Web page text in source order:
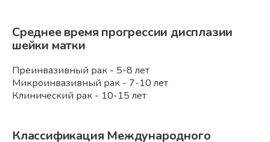
Среднее время прогрессии дисплазии
шейки матки
Преинвазивный рак - 5-8 лет
Микроинвазивный рак - 7-10 лет
Клинический рак - 10-15 лет
Классификация Международного